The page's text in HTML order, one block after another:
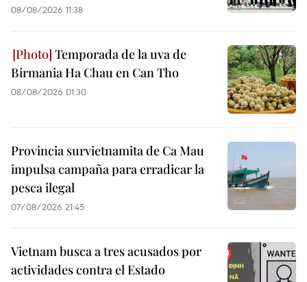
08/08/2026 11:38
Temporada de la uva de
Birmania Ha Chau en Can Tho
08/08/2026 01:30
Provincia survietnamita de Ca Mau
impulsa campaña para erradicar la
pesca ilegal
07/08/2026 21:45
Vietnam busca a tres acusados por
actividades contra el Estado